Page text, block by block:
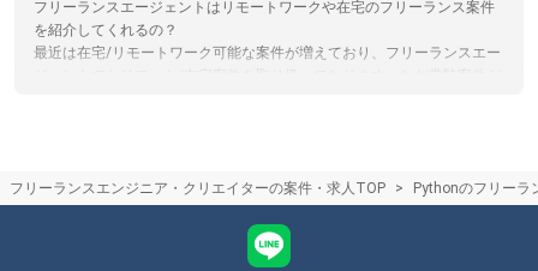
フリーランスエージェントはリモートワークや在宅のフリーランス案件
を紹介してくれるの？
最近は在宅/リモートワーク可能な案件が増えており、フリーランスエー
フリーランスエージェントはエンジニア未経験の場合、フリーランス案
正直なところ、エンジニア未経験の場合、独学でプログラミングを学習
していたとしてもフリーランスとして案件に参画するのは難しい可能性
フリーランスエンジニア・クリエイターの案件・求人TOP Pythonのフリーラ